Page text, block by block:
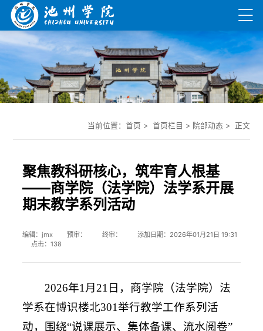
当前位置： 首页 > 首页栏目 > 院部动态 > 正文
聚焦教科研核心，筑牢育人根基
——商学院（法学院）法学系开展
期末教学系列活动
编辑：jmx 预审： 终审： 添加日期：2026年01月21日 19:31
点击：138
2026年1月21日，商学院（法学院）法
学系在博识楼北301举行教学工作系列活
动，围绕“说课展示、集体备课、流水阅卷”